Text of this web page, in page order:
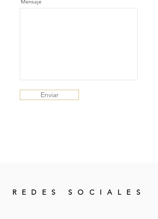
Mensaje
Enviar
REDES SOCIALES